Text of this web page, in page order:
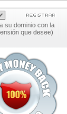
su dominio con la
que desee)